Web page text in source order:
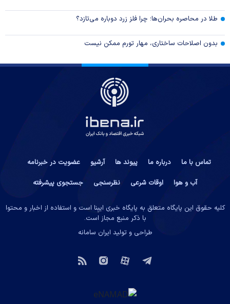
طلا در محاصره بحران‌ها؛ چرا فلز زرد دوباره می‌تازد؟
بدون اصلاحات ساختاری، مهار تورم ممکن نیست
تماس با ما درباره ما پیوند ها آرشیو
عضویت در خبرنامه
آب و هوا
اوقات شرعی نظرسنجی جستجوی پیشرفته
کلیه حقوق این پایگاه متعلق به پایگاه خبری ایبِنا است و استفاده از اخبار و محتوا
با ذکر منبع مجاز است.
طراحی و تولید ایران سامانه